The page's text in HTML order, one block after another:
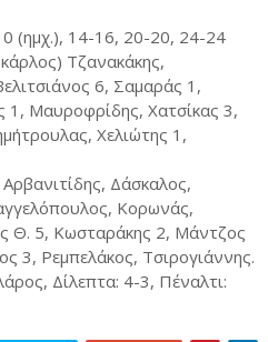
(ημχ.), 14-16, 20-20, 24-24
Τζανακάκης,
6, Σαμαράς 1,
1, Μαυροφρίδης, Χατσίκας 3,
Χελιώτης 1,
Δάσκαλος,
Κορωνάς,
Θ. 5, Κωσταράκης 2, Μάντζος
3, Ρεμπελάκος, Τσιρογιάννης.
Δίλεπτα: 4-3, Πέναλτι: